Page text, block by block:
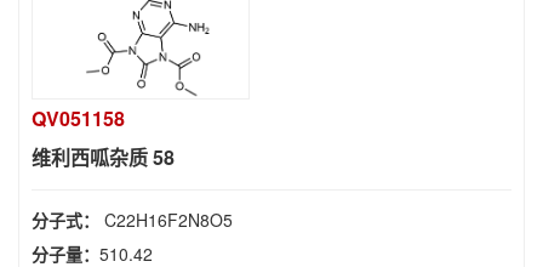
QV051158
维利西呱杂质 58
分子式： C22H16F2N8O5
分子量： 510.42